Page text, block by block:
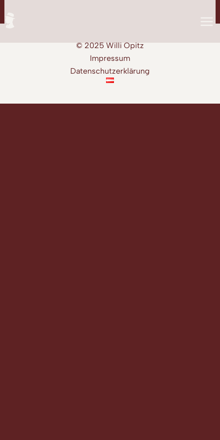
Inhalt
springen
© 2025 Willi Opitz
Impressum
Datenschutzerklärung